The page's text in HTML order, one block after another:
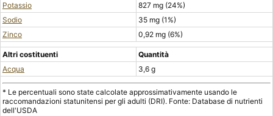
Potassio
827 mg (24%)
Sodio
35 mg (1%)
Zinco
0,92 mg (6%)
Altri costituenti
Quantità
Acqua
3,6 g
* Le percentuali sono state calcolate approssimativamente usando le
raccomandazioni statunitensi per gli adulti (DRI). Fonte: Database di nutrienti
dell'USDA